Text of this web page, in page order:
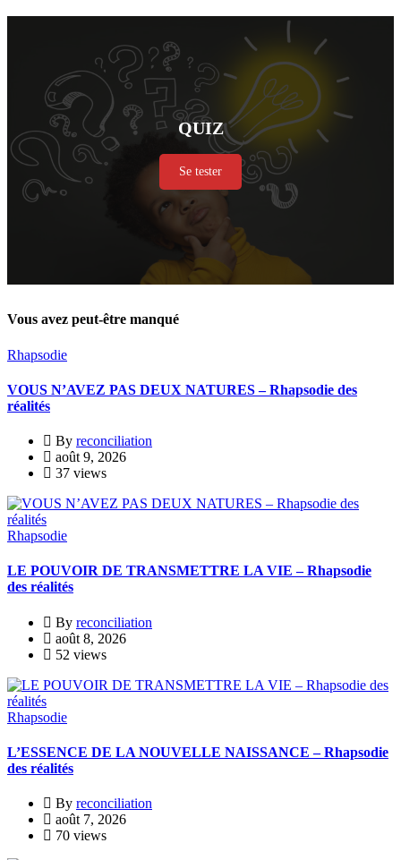
QUIZ
Se tester
Vous avez peut-être manqué
Rhapsodie
VOUS N’AVEZ PAS DEUX NATURES – Rhapsodie des
réalités
By reconciliation
août 9, 2026
37 views
Rhapsodie
LE POUVOIR DE TRANSMETTRE LA VIE – Rhapsodie
des réalités
By reconciliation
août 8, 2026
52 views
Rhapsodie
L’ESSENCE DE LA NOUVELLE NAISSANCE – Rhapsodie
des réalités
By reconciliation
août 7, 2026
70 views